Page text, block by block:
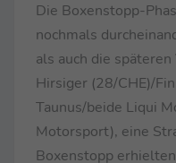
Die Boxenstopp-
nochmals
als auch die
Hirsiger (28/CHE)/
Taunus/beide Liqui
Motorsport), eine
Boxenstopp